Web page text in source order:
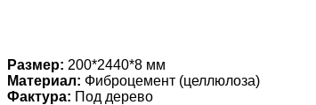
Размер: 200*2440*8 мм
Материал: Фиброцемент (целлюлоза)
Фактура: Под дерево